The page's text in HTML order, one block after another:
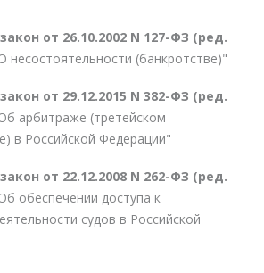
от 26.10.2002 N 127-ФЗ (ред.
несостоятельности (банкротстве)"
от 29.12.2015 N 382-ФЗ (ред.
арбитраже (третейском
в Российской Федерации"
от 22.12.2008 N 262-ФЗ (ред.
обеспечении доступа к
судов в Российской